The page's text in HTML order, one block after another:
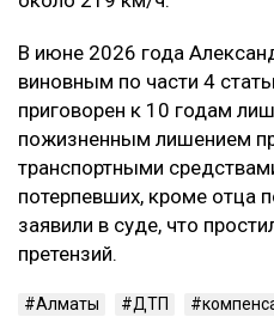
В июне 2026 года
виновным по части 4
приговорен к 10 годам
пожизненным лишением
транспортными
потерпевших, кроме отца
заявили в суде, что
претензий.
Алматы ДТП